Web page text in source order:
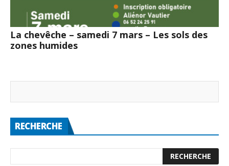
La chevêche – samedi 7 mars – Les sols des
zones humides
RECHERCHE